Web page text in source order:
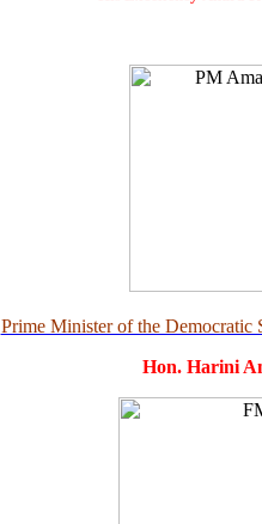
Prime Minister of the Democratic
Hon. Harini